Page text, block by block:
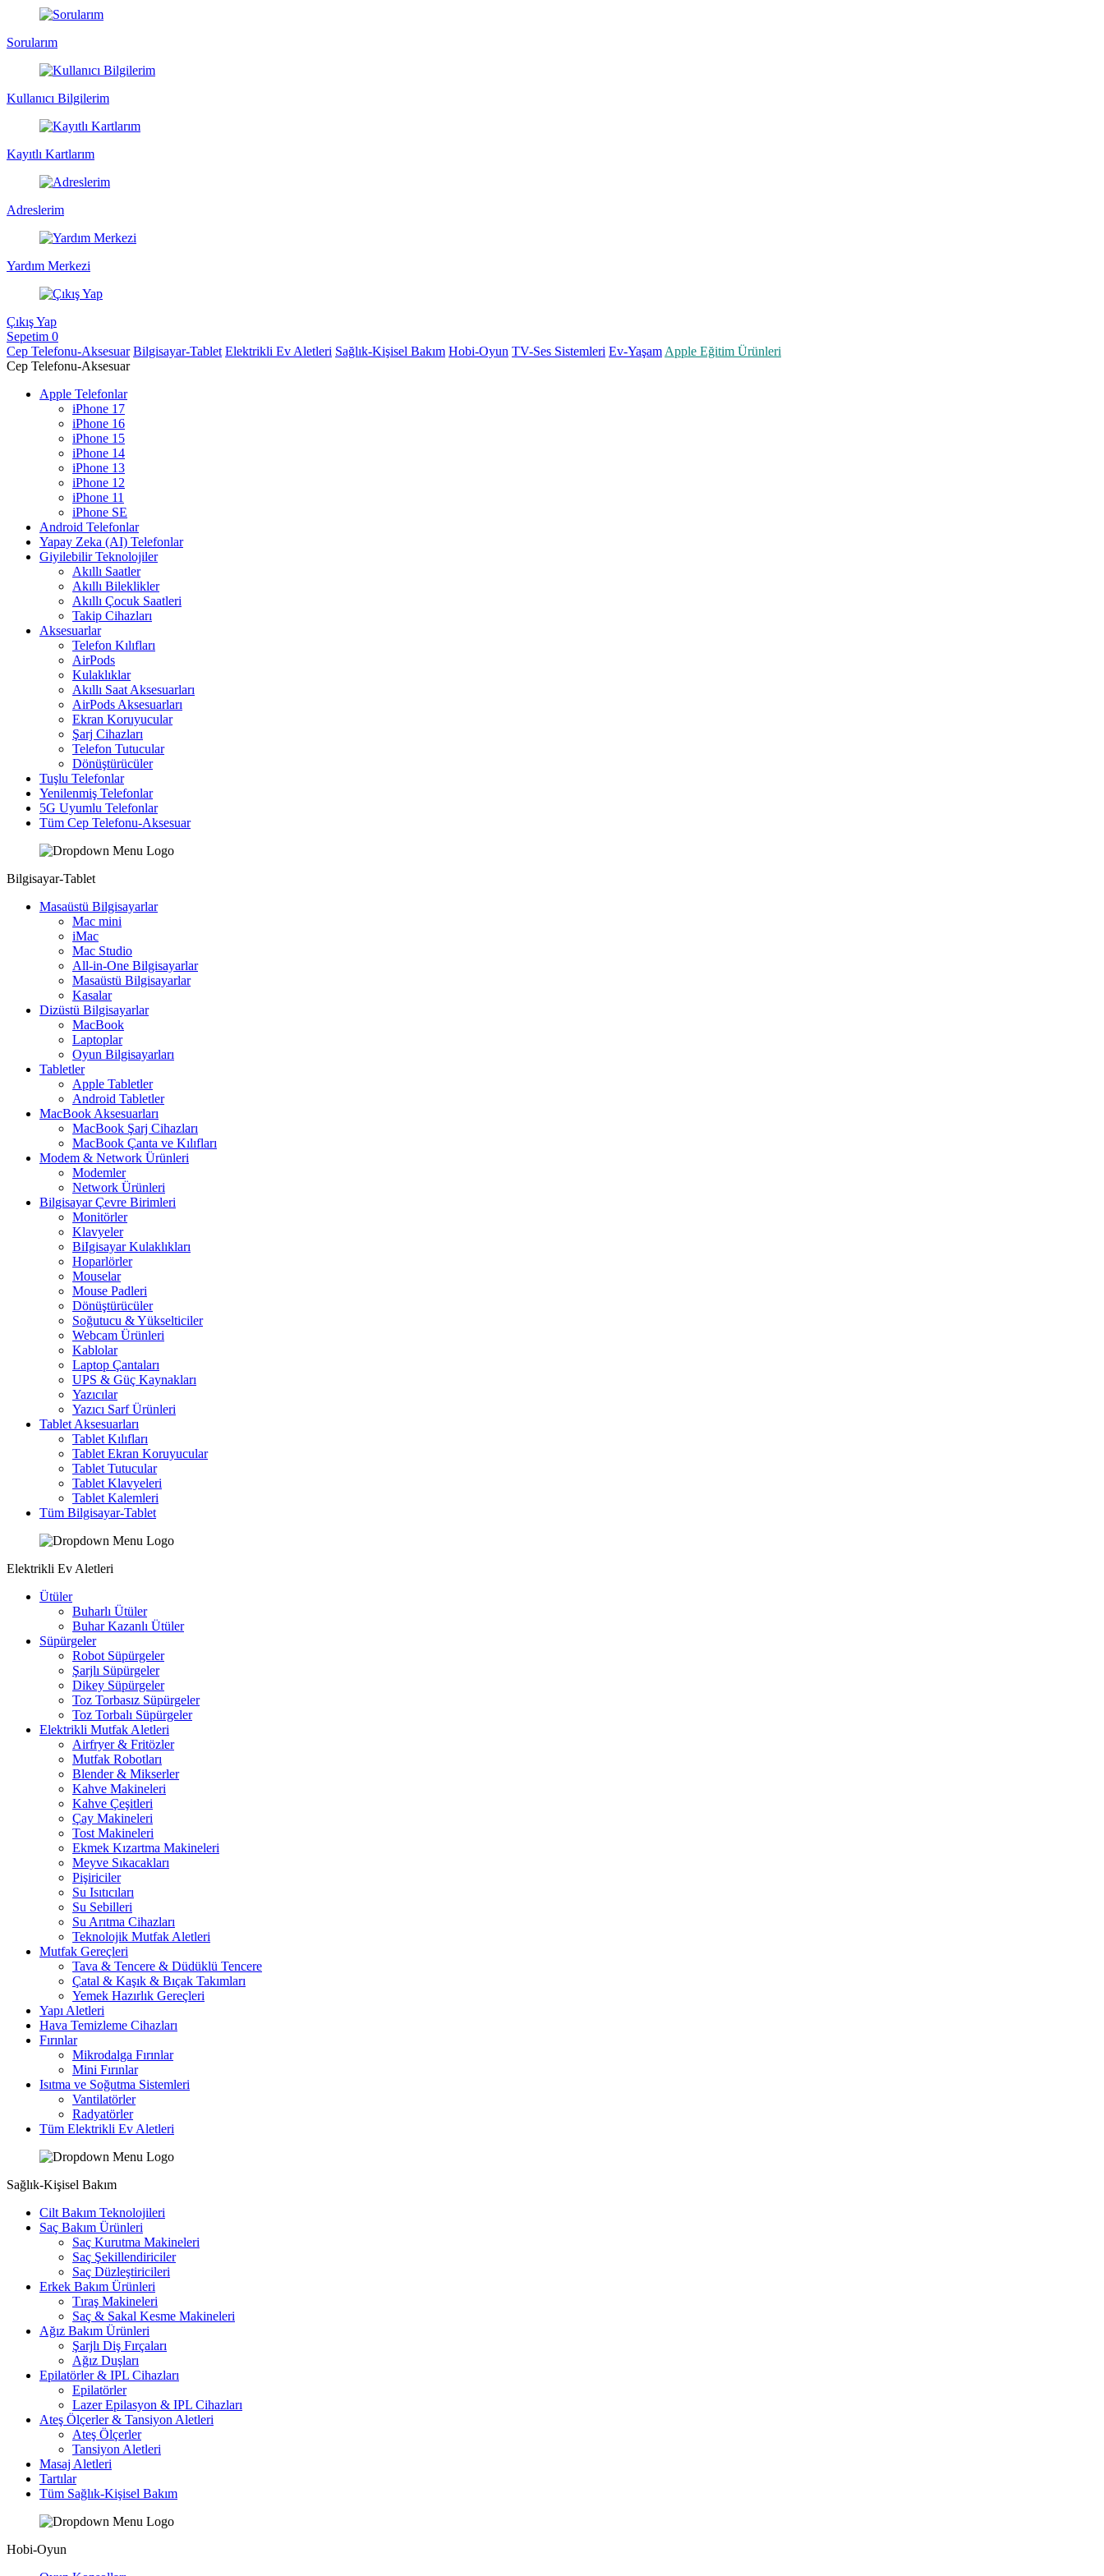
Sorularım
Kullanıcı Bilgilerim
Kayıtlı Kartlarım
Adreslerim
Yardım Merkezi
Çıkış Yap
Sepetim 0
Cep Telefonu-Aksesuar Bilgisayar-Tablet Elektrikli Ev Aletleri Sağlık-Kişisel Bakım Hobi-Oyun TV-Ses Sistemleri Ev-Yaşam Apple Eğitim Ürünleri
Cep Telefonu-Aksesuar
Apple Telefonlar
iPhone 17
iPhone 16
iPhone 15
iPhone 14
iPhone 13
iPhone 12
iPhone 11
iPhone SE
Android Telefonlar
Yapay Zeka (AI) Telefonlar
Giyilebilir Teknolojiler
Akıllı Saatler
Akıllı Bileklikler
Akıllı Çocuk Saatleri
Takip Cihazları
Aksesuarlar
Telefon Kılıfları
AirPods
Kulaklıklar
Akıllı Saat Aksesuarları
AirPods Aksesuarları
Ekran Koruyucular
Şarj Cihazları
Telefon Tutucular
Dönüştürücüler
Tuşlu Telefonlar
Yenilenmiş Telefonlar
5G Uyumlu Telefonlar
Tüm Cep Telefonu-Aksesuar
Bilgisayar-Tablet
Masaüstü Bilgisayarlar
Mac mini
iMac
Mac Studio
All-in-One Bilgisayarlar
Masaüstü Bilgisayarlar
Kasalar
Dizüstü Bilgisayarlar
MacBook
Laptoplar
Oyun Bilgisayarları
Tabletler
Apple Tabletler
Android Tabletler
MacBook Aksesuarları
MacBook Şarj Cihazları
MacBook Çanta ve Kılıfları
Modem & Network Ürünleri
Modemler
Network Ürünleri
Bilgisayar Çevre Birimleri
Monitörler
Klavyeler
BiIgisayar Kulaklıkları
Hoparlörler
Mouselar
Mouse Padleri
Dönüştürücüler
Soğutucu & Yükselticiler
Webcam Ürünleri
Kablolar
Laptop Çantaları
UPS & Güç Kaynakları
Yazıcılar
Yazıcı Sarf Ürünleri
Tablet Aksesuarları
Tablet Kılıfları
Tablet Ekran Koruyucular
Tablet Tutucular
Tablet Klavyeleri
Tablet Kalemleri
Tüm Bilgisayar-Tablet
Elektrikli Ev Aletleri
Ütüler
Buharlı Ütüler
Buhar Kazanlı Ütüler
Süpürgeler
Robot Süpürgeler
Şarjlı Süpürgeler
Dikey Süpürgeler
Toz Torbasız Süpürgeler
Toz Torbalı Süpürgeler
Elektrikli Mutfak Aletleri
Airfryer & Fritözler
Mutfak Robotları
Blender & Mikserler
Kahve Makineleri
Kahve Çeşitleri
Çay Makineleri
Tost Makineleri
Ekmek Kızartma Makineleri
Meyve Sıkacakları
Pişiriciler
Su Isıtıcıları
Su Sebilleri
Su Arıtma Cihazları
Teknolojik Mutfak Aletleri
Mutfak Gereçleri
Tava & Tencere & Düdüklü Tencere
Çatal & Kaşık & Bıçak Takımları
Yemek Hazırlık Gereçleri
Yapı Aletleri
Hava Temizleme Cihazları
Fırınlar
Mikrodalga Fırınlar
Mini Fırınlar
Isıtma ve Soğutma Sistemleri
Vantilatörler
Radyatörler
Tüm Elektrikli Ev Aletleri
Sağlık-Kişisel Bakım
Cilt Bakım Teknolojileri
Saç Bakım Ürünleri
Saç Kurutma Makineleri
Saç Şekillendiriciler
Saç Düzleştiricileri
Erkek Bakım Ürünleri
Tıraş Makineleri
Saç & Sakal Kesme Makineleri
Ağız Bakım Ürünleri
Şarjlı Diş Fırçaları
Ağız Duşları
Epilatörler & IPL Cihazları
Epilatörler
Lazer Epilasyon & IPL Cihazları
Ateş Ölçerler & Tansiyon Aletleri
Ateş Ölçerler
Tansiyon Aletleri
Masaj Aletleri
Tartılar
Tüm Sağlık-Kişisel Bakım
Hobi-Oyun